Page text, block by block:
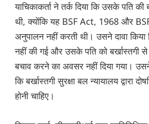
याचिकाकर्ता ने तर्क दिया कि उसके पति की
थी, क्योंकि यह BSF Act, 1968 और
अनुपालन नहीं करती थी। उसने दावा
नहीं की गई और उसके पति को बर्खास्तगी
बचाव करने का अवसर नहीं दिया गया।
कि बर्खास्तगी सुरक्षा बल न्यायालय द्वारा
होनी चाहिए।